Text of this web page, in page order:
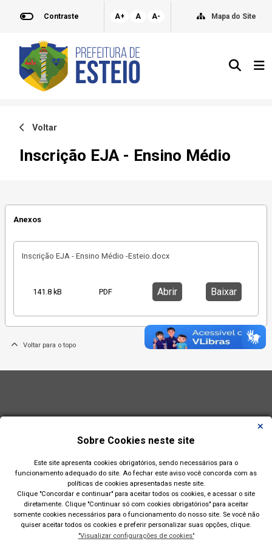
Contraste A+ A A- Mapa do Site
Voltar
Inscrição EJA - Ensino Médio
Anexos
Inscrição EJA - Ensino Médio -Esteio.docx
141.8 kB PDF Abrir Baixar
Voltar para o topo
Sobre Cookies neste site
Este site apresenta cookies obrigatórios, sendo necessários para o
funcionamento adequado do site. Ao fechar este aviso você concorda com as
políticas de cookies apresentadas neste site.
Clique "Concordar e continuar" para aceitar todos os cookies, e acessar o site
diretamente. Clique "Continuar só com cookies obrigatórios" para aceitar
somente cookies necessários para o funcionamento do nosso site. Se você não
quiser aceitar todos os cookies e preferir personalizar suas opções, clique.
"Visualizar configurações de cookies"
Prefeitura Municipal de Esteio(RS)